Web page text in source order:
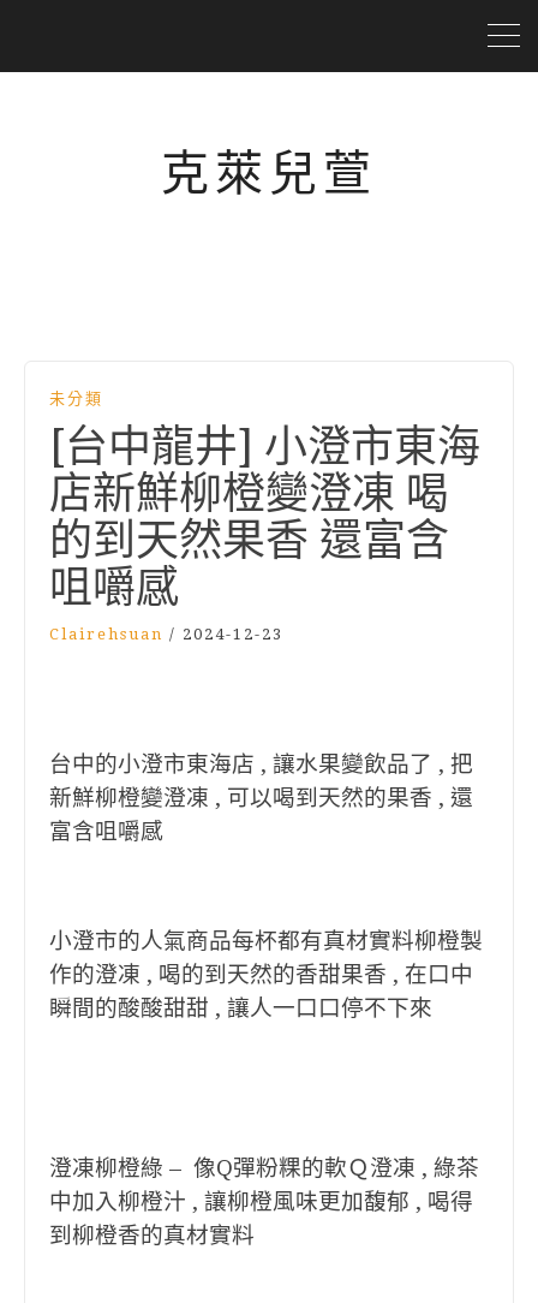
克萊兒萱
未分類
[台中龍井] 小澄市東海
店新鮮柳橙變澄凍 喝
的到天然果香 還富含
咀嚼感
Clairehsuan / 2024-12-23
台中的小澄市東海店 , 讓水果變飲品了 , 把
新鮮柳橙變澄凍 , 可以喝到天然的果香 , 還
富含咀嚼感
小澄市的人氣商品每杯都有真材實料柳橙製
作的澄凍 , 喝的到天然的香甜果香 , 在口中
瞬間的酸酸甜甜 , 讓人一口口停不下來
澄凍柳橙綠 – 像Q彈粉粿的軟Ｑ澄凍 , 綠茶
中加入柳橙汁 , 讓柳橙風味更加馥郁 , 喝得
到柳橙香的真材實料